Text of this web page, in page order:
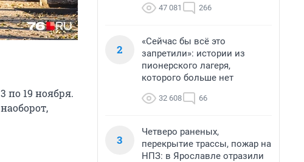
по 19 ноября.
47 081 266
2
«Сейчас бы всё это
запретили»: истории из
пионерского лагеря,
которого больше нет
32 608 66
3
Четверо раненых,
перекрытие трассы, пожар на
НПЗ: в Ярославле отразили